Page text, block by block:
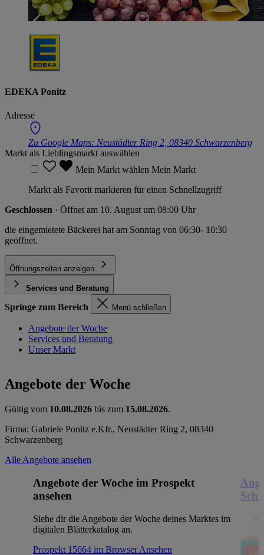
EDEKA Ponitz
Adresse
Zu Google Maps: Neustädter Ring 2, 08340 Schwarzenberg
Markt als Lieblingsmarkt auswählen
Mein Markt wählen Mein Markt
Markt als Favorit markieren für einen Schnellzugriff
Geschlossen · Öffnet am 10. August um 08:00 Uhr
die eingemietete Bäckerei hat am Sonntag von 06:30- 10:30
geöffnet.
Öffnungszeiten anzeigen
Services und Beratung
Springe zum Bereich Menü schließen
Angebote der Woche
Services und Beratung
Unser Markt
Angebote der Woche
Gültig vom 10.08.2026 bis zum 15.08.2026.
Firma: Gabriele Ponitz e.Kfr., Neustädter Ring 2, 08340
Schwarzenberg
Alle Angebote ansehen
Angebote der Woche im Prospekt
ansehen
Siehe dir die Angebote der Woche deines Marktes im
digitalen Blätterkatalog an.
Prospekt 15664 im BrowserAnsehen